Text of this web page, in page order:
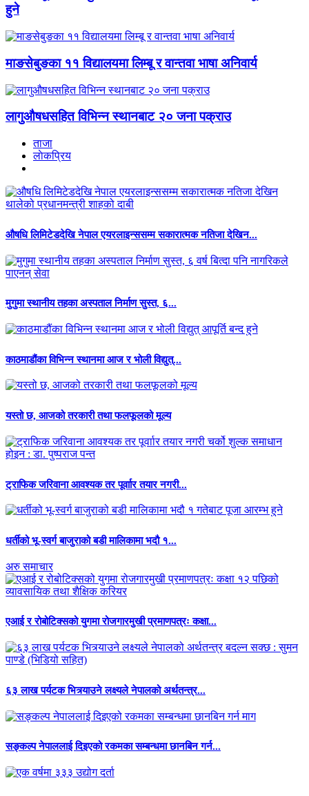
हुने
माङसेबुङका ११ विद्यालयमा लिम्बू र वान्तवा भाषा अनिवार्य
लागुऔषधसहित विभिन्न स्थानबाट २० जना पक्राउ
ताजा
लाेकप्रिय
औषधि लिमिटेडदेखि नेपाल एयरलाइन्ससम्म सकारात्मक नतिजा देखिन...
मुगुमा स्थानीय तहका अस्पताल निर्माण सुस्त, ६...
काठमाडौंका विभिन्न स्थानमा आज र भोली विद्युत्...
यस्तो छ, आजको तरकारी तथा फलफूलको मूल्य
ट्राफिक जरिवाना आवश्यक तर पूर्वाार तयार नगरी...
धर्तीको भू-स्वर्ग बाजुराको बडी मालिकामा भदौ १...
अरु समाचार
एआई र रोबोटिक्सको युगमा रोजगारमुखी प्रमाणपत्रः कक्षा...
६३ लाख पर्यटक भित्र्याउने लक्ष्यले नेपालको अर्थतन्त्र...
सङ्कल्प नेपाललाई दिइएको रकमका सम्बन्धमा छानबिन गर्न...